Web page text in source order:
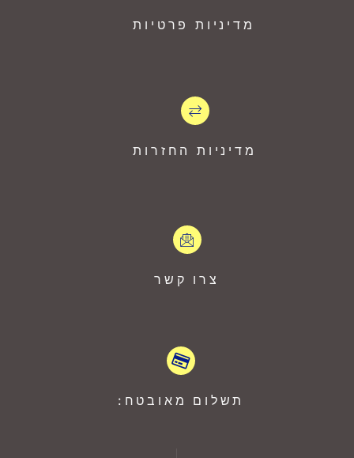
מדיניות פרטיות
מדיניות החזרות
צרו קשר
תשלום מאובטח: